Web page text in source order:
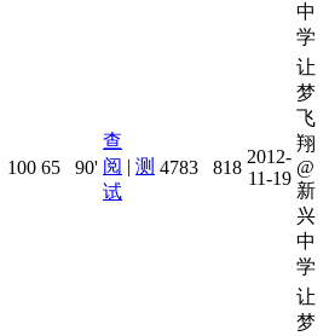
中
学
100 65 90'
查
阅 | 测
试
4783 818
2012-
11-19
让
梦
飞
翔
@
新
兴
中
学
让
梦